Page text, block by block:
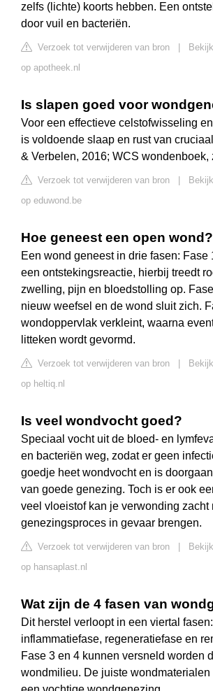
zelfs (lichte) koorts hebben. Een
door vuil en bacteriën.
Verzoek tot verwijderen van bron
op apotheek.nl
Is slapen goed voor
Voor een effectieve celstofwisseling
is voldoende slaap en rust van
& Verbelen, 2016; WCS wondenboek,
Verzoek tot verwijderen van bron
op eduwond.be
Hoe geneest een open wond?
Een wond geneest in drie fasen: Fase
een ontstekingsreactie, hierbij treedt
zwelling, pijn en bloedstolling op.
nieuw weefsel en de wond sluit zich.
wondoppervlak verkleint, waarna
litteken wordt gevormd.
Verzoek tot verwijderen van bron
op heltiq.nl
Is veel wondvocht goed?
Speciaal vocht uit de bloed- en
en bacteriën weg, zodat er geen
goedje heet wondvocht en is
van goede genezing. Toch is er ook
veel vloeistof kan je verwonding zacht
genezingsproces in gevaar brengen.
Verzoek tot verwijderen van bron
op hansaplast.nl
Wat zijn de 4 fasen van
Dit herstel verloopt in een viertal
inflammatiefase, regeneratiefase en
Fase 3 en 4 kunnen versneld worden
wondmilieu. De juiste wondmaterialen